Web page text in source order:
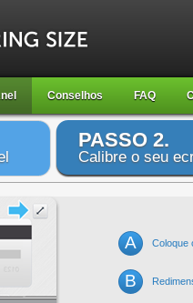
Conselhos FAQ
PASSO 2.
Calibre o seu
A Coloque
B